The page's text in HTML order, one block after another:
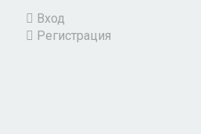
Вход
Регистрация